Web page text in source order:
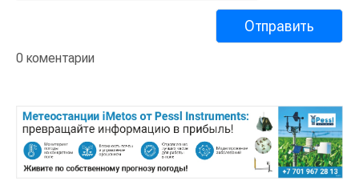
0 коментарии